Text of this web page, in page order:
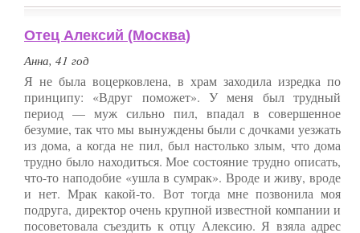
Отец Алексий (Москва)
Анна, 41 год
Я не была воцерковлена, в храм заходила изредка по
принципу: «Вдруг поможет». У меня был трудный
период — муж сильно пил, впадал в совершенное
безумие, так что мы вынуждены были с дочками уезжать
из дома, а когда не пил, был настолько злым, что дома
трудно было находиться. Мое состояние трудно описать,
что-то наподобие «ушла в сумрак». Вроде и живу, вроде
и нет. Мрак какой-то. Вот тогда мне позвонила моя
подруга, директор очень крупной известной компании и
посоветовала съездить к отцу Алексию. Я взяла адрес